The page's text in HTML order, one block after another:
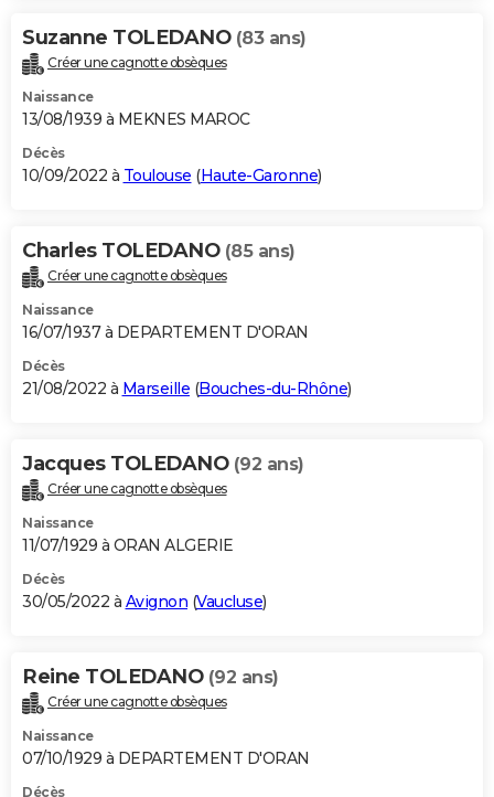
Suzanne TOLEDANO (83 ans)
Créer une cagnotte obsèques
Naissance
13/08/1939 à MEKNES MAROC
Décès
10/09/2022 à Toulouse (Haute-Garonne)
Charles TOLEDANO (85 ans)
Créer une cagnotte obsèques
Naissance
16/07/1937 à DEPARTEMENT D'ORAN
Décès
21/08/2022 à Marseille (Bouches-du-Rhône)
Jacques TOLEDANO (92 ans)
Créer une cagnotte obsèques
Naissance
11/07/1929 à ORAN ALGERIE
Décès
30/05/2022 à Avignon (Vaucluse)
Reine TOLEDANO (92 ans)
Créer une cagnotte obsèques
Naissance
07/10/1929 à DEPARTEMENT D'ORAN
Décès